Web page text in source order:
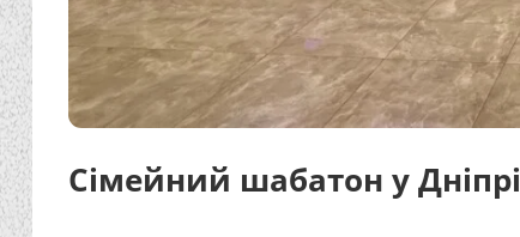
Сімейний шабатон у Дніпрі